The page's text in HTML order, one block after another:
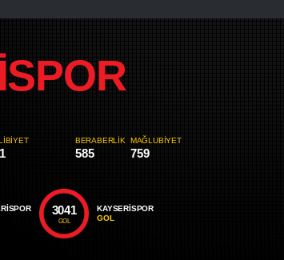
BERABERLIK
585
MAĞLUBIYET
759
3041
GOL
KAYSERİSPOR
GOL